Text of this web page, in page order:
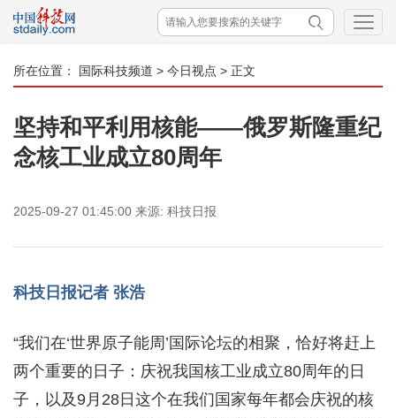
所在位置： 国际科技频道 > 今日视点 > 正文
坚持和平利用核能——俄罗斯隆重纪
念核工业成立80周年
2025-09-27 01:45:00 来源: 科技日报
科技日报记者 张浩
“我们在‘世界原子能周’国际论坛的相聚，恰好将赶上
两个重要的日子：庆祝我国核工业成立80周年的日
子，以及9月28日这个在我们国家每年都会庆祝的核